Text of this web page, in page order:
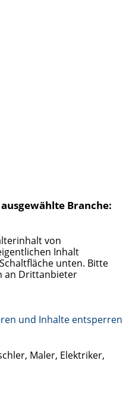
Branche:
von
Inhalt
unten. Bitte
an Drittanbieter
und Inhalte entsperren
Maler, Elektriker,